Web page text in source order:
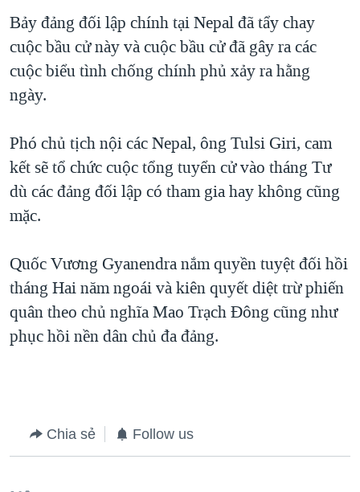
BÊN KIA QUỐC LỘ: TIẾNG VỌNG TỪ NÔNG THÔN MỸ
QUAN HỆ VIỆT MỸ
Bảy đảng đối lập chính tại Nepal đã tẩy chay
cuộc bầu cử này và cuộc bầu cử đã gây ra các
cuộc biểu tình chống chính phủ xảy ra hằng
ngày.
Phó chủ tịch nội các Nepal, ông Tulsi Giri, cam
kết sẽ tổ chức cuộc tổng tuyển cử vào tháng Tư
dù các đảng đối lập có tham gia hay không cũng
mặc.
Quốc Vương Gyanendra nắm quyền tuyệt đối hồi
tháng Hai năm ngoái và kiên quyết diệt trừ phiến
quân theo chủ nghĩa Mao Trạch Đông cũng như
phục hồi nền dân chủ đa đảng.
Chia sẻ Follow us